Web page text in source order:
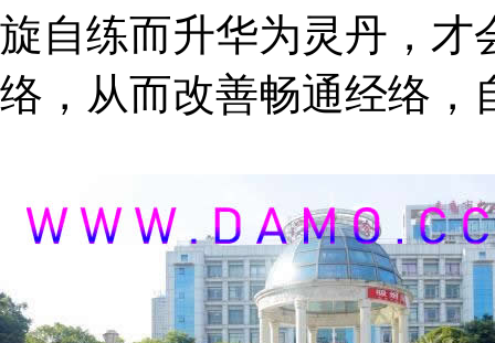
旋自练而升华为灵丹，才
络，从而改善畅通经络，